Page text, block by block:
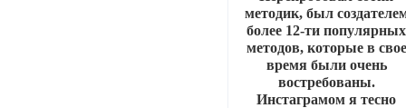
методик, был
более 12-ти популярных
методов, которые в свое
время были очень
востребованы.
Инстаграмом я тесно